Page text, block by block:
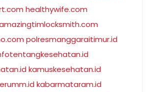
healthywife.com
polresmanggaraitimur.id
kamuskesehatan.id
kabarmataram.id